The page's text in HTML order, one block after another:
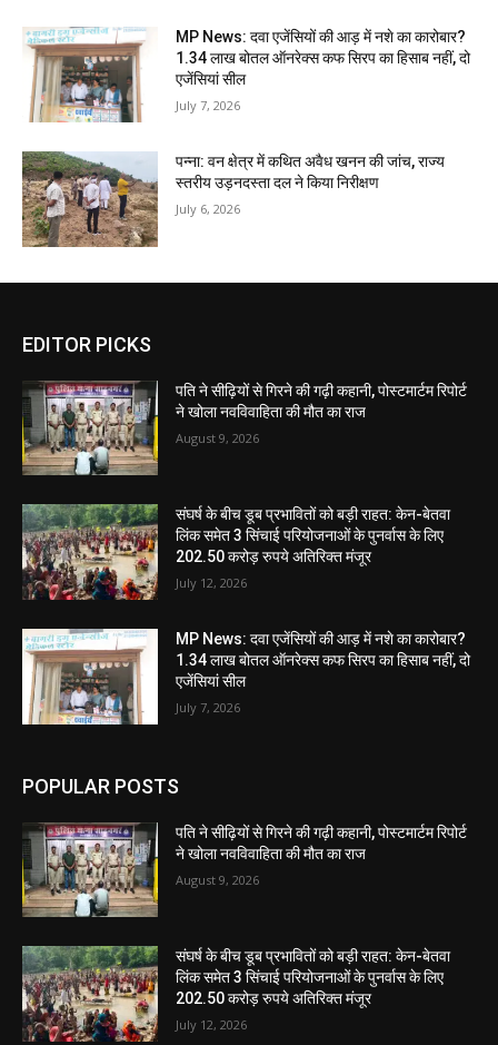
MP News: दवा एजेंसियों की आड़ में नशे का कारोबार?
1.34 लाख बोतल ऑनरेक्स कफ सिरप का हिसाब नहीं, दो
एजेंसियां सील
July 7, 2026
पन्ना: वन क्षेत्र में कथित अवैध खनन की जांच, राज्य
स्तरीय उड़नदस्ता दल ने किया निरीक्षण
July 6, 2026
EDITOR PICKS
पति ने सीढ़ियों से गिरने की गढ़ी कहानी, पोस्टमार्टम रिपोर्ट
ने खोला नवविवाहिता की मौत का राज
August 9, 2026
संघर्ष के बीच डूब प्रभावितों को बड़ी राहत: केन-बेतवा
लिंक समेत 3 सिंचाई परियोजनाओं के पुनर्वास के लिए
202.50 करोड़ रुपये अतिरिक्त मंजूर
July 12, 2026
MP News: दवा एजेंसियों की आड़ में नशे का कारोबार?
1.34 लाख बोतल ऑनरेक्स कफ सिरप का हिसाब नहीं, दो
एजेंसियां सील
July 7, 2026
POPULAR POSTS
पति ने सीढ़ियों से गिरने की गढ़ी कहानी, पोस्टमार्टम रिपोर्ट
ने खोला नवविवाहिता की मौत का राज
August 9, 2026
संघर्ष के बीच डूब प्रभावितों को बड़ी राहत: केन-बेतवा
लिंक समेत 3 सिंचाई परियोजनाओं के पुनर्वास के लिए
202.50 करोड़ रुपये अतिरिक्त मंजूर
July 12, 2026